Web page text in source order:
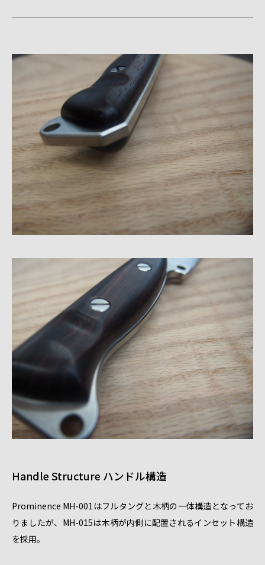
Handle Structure ハンドル構造
Prominence MH-001はフルタングと木柄の一体構造となってお
りましたが、MH-015は木柄が内側に配置されるインセット構造
を採用。